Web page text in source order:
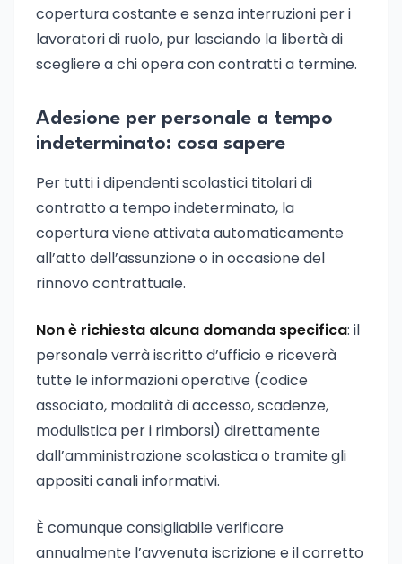
copertura costante e senza interruzioni per i
lavoratori di ruolo, pur lasciando la libertà di
scegliere a chi opera con contratti a termine.
Adesione per personale a tempo
indeterminato: cosa sapere
Per tutti i dipendenti scolastici titolari di
contratto a tempo indeterminato, la
copertura viene attivata automaticamente
all’atto dell’assunzione o in occasione del
rinnovo contrattuale.
Non è richiesta alcuna domanda specifica: il
personale verrà iscritto d’ufficio e riceverà
tutte le informazioni operative (codice
associato, modalità di accesso, scadenze,
modulistica per i rimborsi) direttamente
dall’amministrazione scolastica o tramite gli
appositi canali informativi.
È comunque consigliabile verificare
annualmente l’avvenuta iscrizione e il corretto